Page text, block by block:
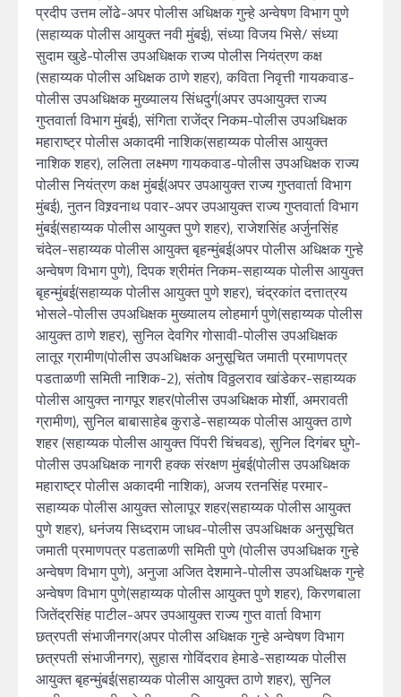
प्रदीप उत्तम लोंढे-अपर पोलीस अधिक्षक गुन्हे अन्वेषण विभाग पुणे
(सहाय्यक पोलीस आयुक्त नवी मुंबई), संध्या विजय भिसे/ संध्या
सुदाम खुडे-पोलीस उपअधिक्षक राज्य पोलीस नियंत्रण कक्ष
(सहाय्यक पोलीस अधिक्षक ठाणे शहर), कविता निवृत्ती गायकवाड-
पोलीस उपअधिक्षक मुख्यालय सिंधदुर्ग(अपर उपआयुक्त राज्य
गुप्तवार्ता विभाग मुंबई), संगिता राजेंद्र निकम-पोलीस उपअधिक्षक
महाराष्ट्र पोलीस अकादमी नाशिक(सहाय्यक पोलीस आयुक्त
नाशिक शहर), ललिता लक्ष्मण गायकवाड-पोलीस उपअधिक्षक राज्य
पोलीस नियंत्रण कक्ष मुंबई(अपर उपआयुक्त राज्य गुप्तवार्ता विभाग
मुंबई), नुतन विश्र्वनाथ पवार-अपर उपआयुक्त राज्य गुप्तवार्ता विभाग
मुंबई(सहाय्यक पोलीस आयुक्त पुणे शहर), राजेशसिंह अर्जुनसिंह
चंदेल-सहाय्यक पोलीस आयुक्त बृहन्मुंबई(अपर पोलीस अधिक्षक गुन्हे
अन्वेषण विभाग पुणे), दिपक श्रीमंत निकम-सहाय्यक पोलीस आयुक्त
बृहन्मुंबई(सहाय्यक पोलीस आयुक्त पुणे शहर), चंद्रकांत दत्तात्रय
भोसले-पोलीस उपअधिक्षक मुख्यालय लोहमार्ग पुणे(सहाय्यक पोलीस
आयुक्त ठाणे शहर), सुनिल देवगिर गोसावी-पोलीस उपअधिक्षक
लातूर ग्रामीण(पोलीस उपअधिक्षक अनुसूचित जमाती प्रमाणपत्र
पडताळणी समिती नाशिक-2), संतोष विठ्ठलराव खांडेकर-सहाय्यक
पोलीस आयुक्त नागपूर शहर(पोलीस उपअधिक्षक मोर्शी, अमरावती
ग्रामीण), सुनिल बाबासाहेब कुराडे-सहाय्यक पोलीस आयुक्त ठाणे
शहर (सहाय्यक पोलीस आयुक्त पिंपरी चिंचवड), सुनिल दिगंबर घुगे-
पोलीस उपअधिक्षक नागरी हक्क संरक्षण मुंबई(पोलीस उपअधिक्षक
महाराष्ट्र पोलीस अकादमी नाशिक), अजय रतनसिंह परमार-
सहाय्यक पोलीस आयुक्त सोलापूर शहर(सहाय्यक पोलीस आयुक्त
पुणे शहर), धनंजय सिध्दराम जाधव-पोलीस उपअधिक्षक अनुसूचित
जमाती प्रमाणपत्र पडताळणी समिती पुणे (पोलीस उपअधिक्षक गुन्हे
अन्वेषण विभाग पुणे), अनुजा अजित देशमाने-पोलीस उपअधिक्षक गुन्हे
अन्वेषण विभाग पुणे(सहाय्यक पोलीस आयुक्त पुणे शहर), किरणबाला
जितेंद्रसिंह पाटील-अपर उपआयुक्त राज्य गुप्त वार्ता विभाग
छत्रपती संभाजीनगर(अपर पोलीस अधिक्षक गुन्हे अन्वेषण विभाग
छत्रपती संभाजीनगर), सुहास गोविंदराव हेमाडे-सहाय्यक पोलीस
आयुक्त बृहन्मुंबई(सहाय्यक पोलीस आयुक्त ठाणे शहर), सुनिल